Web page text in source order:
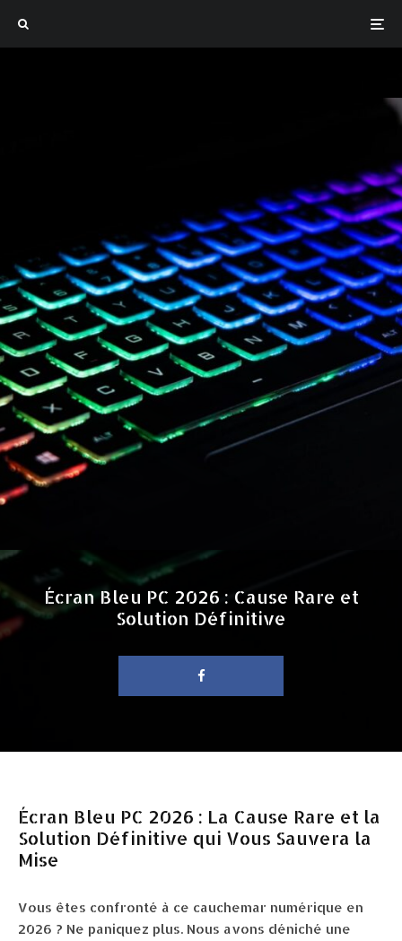
Écran Bleu PC 2026 : Cause Rare et
Solution Définitive
Écran Bleu PC 2026 : La Cause Rare et la
Solution Définitive qui Vous Sauvera la
Mise
Vous êtes confronté à ce cauchemar numérique en
2026 ? Ne paniquez plus. Nous avons déniché une